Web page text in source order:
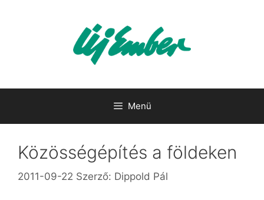
Menü
Közösségépítés a földeken
2011-09-22 Szerző: Dippold Pál